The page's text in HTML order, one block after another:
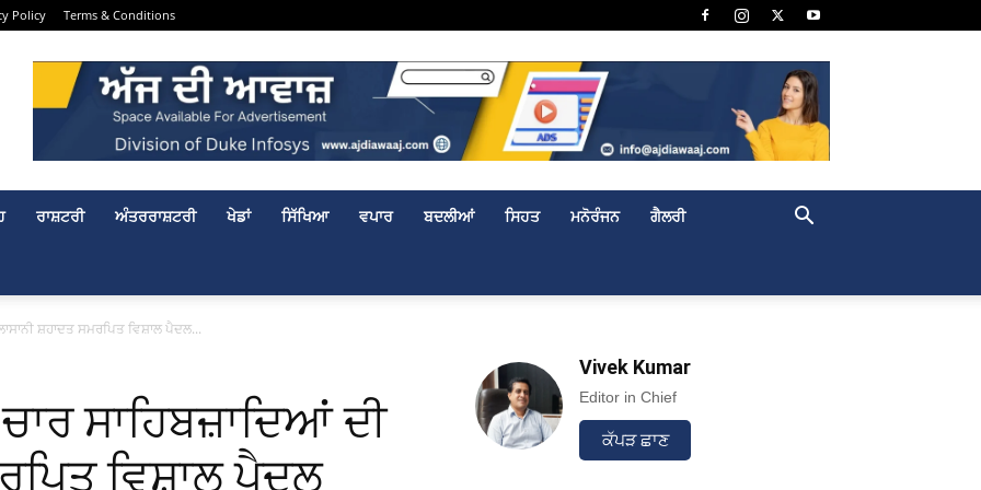
Policy Terms & Conditions
ਰਾਸ਼ਟਰੀ ਅੰਤਰਰਾਸ਼ਟਰੀ ਖੇਡਾਂ ਸਿੱਖਿਆ ਵਪਾਰ ਬਦਲੀਆਂ ਸਿਹਤ ਮਨੋਰੰਜਨ ਗੈਲਰੀ
ਸ਼ਹਾਦਤ ਸਮਰਪਿਤ ਵਿਸ਼ਾਲ ਪੈਦਲ...
ਸਾਹਿਬਜ਼ਾਦਿਆਂ ਦੀ
ਵਿਸ਼ਾਲ ਪੈਦਲ
Vivek Kumar
Editor in Chief
ਕੱਪੜ ਛਾਣ